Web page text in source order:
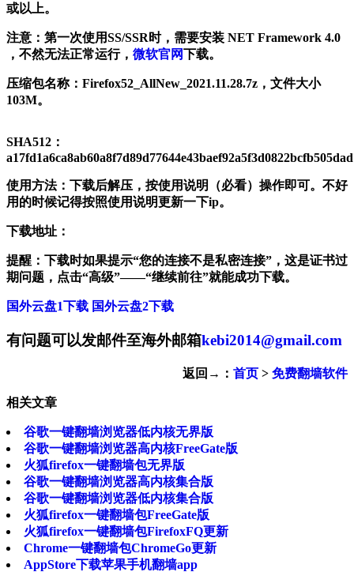
或以上。
注意 ：第一次使用SS/SSR时，需要安装 NET Framework 4.0
，不然无法正常运行， 微软官网下载。
压缩包名称：Firefox52_AllNew_2021.11.28.7z，文件大小
103M。
SHA512：
使用方法：下载后解压，按使用说明（必看）操作即可。不好
用的时候记得按照使用说明更新一下ip。
下载地址：
提醒：下载时如果提示“您的连接不是私密连接”，这是证书过
期问题，点击“高级”——“继续前往”就能成功下载。
国外云盘1下载 国外云盘2下载
有问题可以发邮件至海外邮箱kebi2014@gmail.com
返回→： 首页 > 免费翻墙软件
相关文章
谷歌一键翻墙浏览器低内核无界版
谷歌一键翻墙浏览器高内核FreeGate版
火狐firefox一键翻墙包无界版
谷歌一键翻墙浏览器高内核集合版
谷歌一键翻墙浏览器低内核集合版
火狐firefox一键翻墙包FreeGate版
火狐firefox一键翻墙包FirefoxFQ更新
Chrome一键翻墙包ChromeGo更新
AppStore下载苹果手机翻墙app